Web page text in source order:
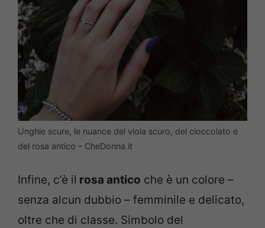
Unghie scure, le nuance del viola scuro, del cioccolato e
del rosa antico – CheDonna.it
Infine, c’è il rosa antico che è un colore –
senza alcun dubbio – femminile e delicato,
oltre che di classe. Simbolo del